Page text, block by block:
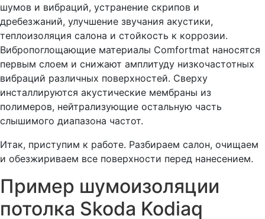
шумов и вибраций, устранение скрипов и
дребезжаний, улучшение звучания акустики,
теплоизоляция салона и стойкость к коррозии.
Вибропоглощающие материалы Comfortmat наносятся
первым слоем и снижают амплитуду низкочастотных
вибраций различных поверхностей. Сверху
инсталлируются акустические мембраны из
полимеров, нейтрализующие остальную часть
слышимого диапазона частот.
Итак, приступим к работе. Разбираем салон, очищаем
и обезжириваем все поверхности перед нанесением.
Пример шумоизоляции
потолка Skoda Kodiaq